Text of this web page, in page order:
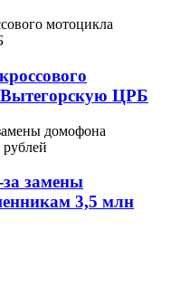
Вытегорскую ЦРБ
за замены
3,5 млн